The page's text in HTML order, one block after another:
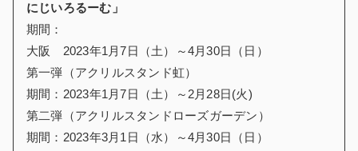
にじいろるーむ」
期間：
大阪 2023年1月7日（土）～4月30日（日）
第一弾（アクリルスタンド虹）
期間：2023年1月7日（土）～2月28日(火)
第二弾（アクリルスタンドローズガーデン）
期間：2023年3月1日（水）～4月30日（日）